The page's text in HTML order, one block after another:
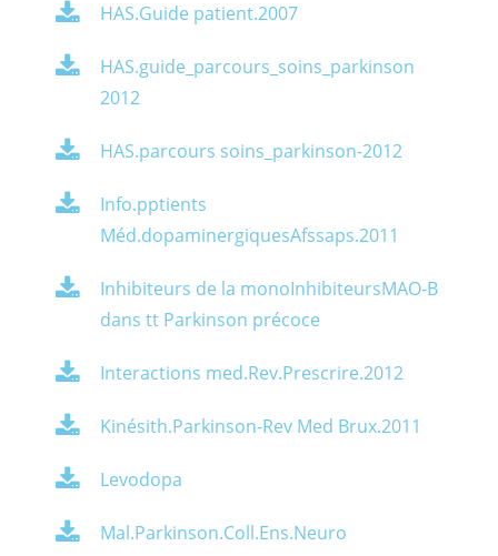
HAS.Guide patient.2007
HAS.guide_parcours_soins_parkinson
2012
HAS.parcours soins_parkinson-2012
Info.pptients
Méd.dopaminergiquesAfssaps.2011
Inhibiteurs de la monoInhibiteursMAO-B
dans tt Parkinson précoce
Interactions med.Rev.Prescrire.2012
Kinésith.Parkinson-Rev Med Brux.2011
Levodopa
Mal.Parkinson.Coll.Ens.Neuro